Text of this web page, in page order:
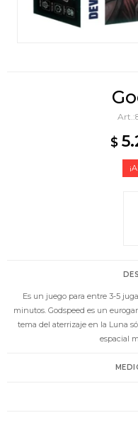
$
Es un juego para entre 3-5
minutos. Godspeed es un
tema del aterrizaje en la Luna
espacial